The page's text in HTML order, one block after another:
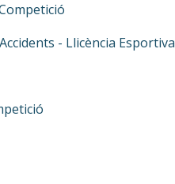
- Llicència Esportiva